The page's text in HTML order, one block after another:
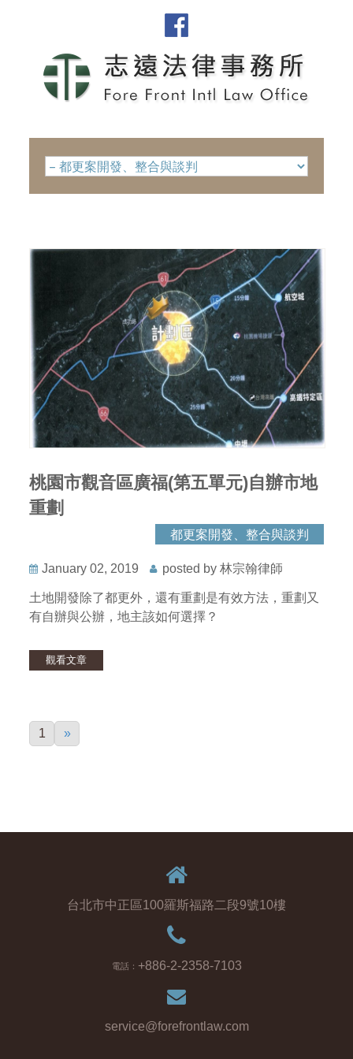
桃園市觀音區廣福(第五單元)自辦市地
重劃
都更案開發、整合與談判
January 02, 2019 posted by 林宗翰律師
土地開發除了都更外，還有重劃是有效方法，重劃又
有自辦與公辦，地主該如何選擇？
觀看文章
1 »
台北市中正區100羅斯福路二段9號10樓
電話： +886-2-2358-7103
service@forefrontlaw.com